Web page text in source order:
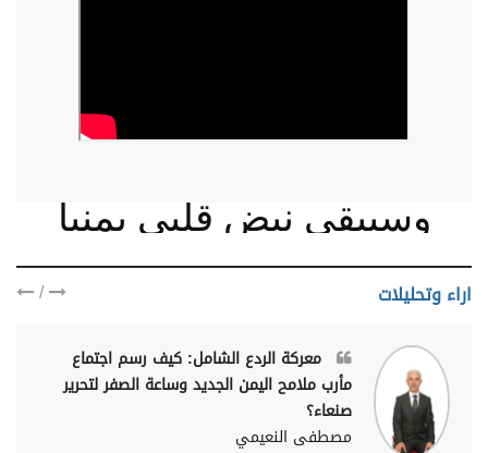
وسيبقى نبض قلبي يمنيا
اراء وتحليلات /
معركة الردع الشامل: كيف رسم اجتماع
مأرب ملامح اليمن الجديد وساعة الصفر لتحرير
صنعاء؟
مصطفى النعيمي